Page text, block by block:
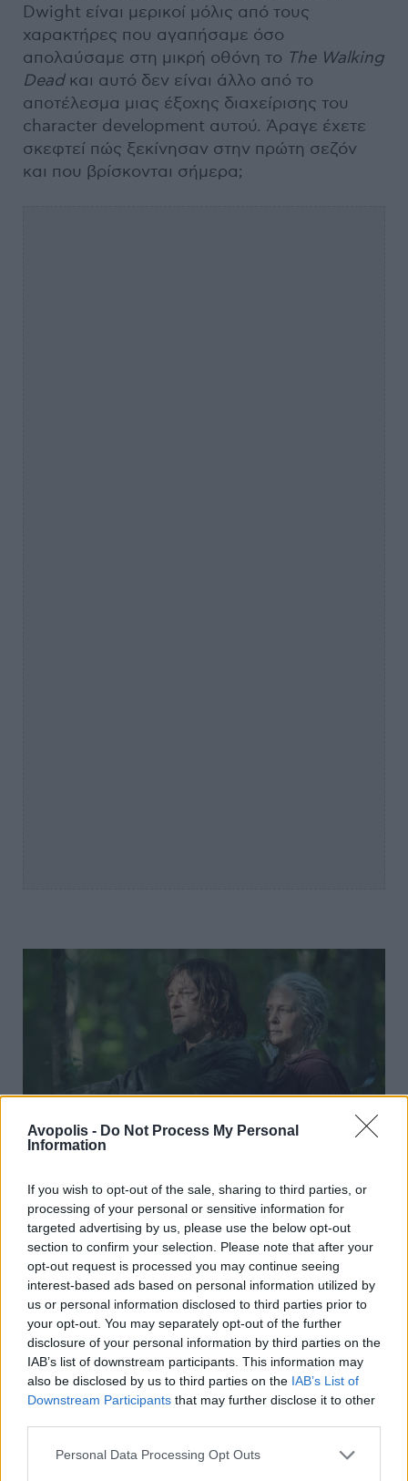
Avopolis - Do Not Process My Personal
Information
If you wish to opt-out of the sale, sharing to third parties, or
processing of your personal or sensitive information for
targeted advertising by us, please use the below opt-out
section to confirm your selection. Please note that after your
opt-out request is processed you may continue seeing
interest-based ads based on personal information utilized by
us or personal information disclosed to third parties prior to
your opt-out. You may separately opt-out of the further
disclosure of your personal information by third parties on the
IAB’s list of downstream participants. This information may
also be disclosed by us to third parties on the IAB’s List of
Downstream Participants that may further disclose it to other
Personal Data Processing Opt Outs
Dwight είναι μερικοί μόλις από τους
χαρακτήρες που αγαπήσαμε όσο
απολαύσαμε στη μικρή οθόνη το The Walking
Dead και αυτό δεν είναι άλλο από το
αποτέλεσμα μιας έξοχης διαχείρισης του
character development αυτού. Άραγε έχετε
σκεφτεί πώς ξεκίνησαν στην πρώτη σεζόν
και που βρίσκονται σήμερα;
Πήγε ταspecialeffects ένα βήμα παρακάτω
ΤοTheWalkingDead δεν είναι ούτε το
πρώτο, ούτε και το τελευταίο τηλεοπτικό
δείγμα sci-fi και zombie related σειράς, είναι
όμως ένα από τα κορυφαία όσον αφορά τη
διαχείριση των special effects του από την
αρχή του, μέχρι φυσικά τον τελευταίο κύκλο
του. Από το makeup και τα κοστούμια, μέχρι
τα δυνατά stunts και το CGI του, αποτέλεσε
το τέλειο δείγμα ρεαλισμού στη μικρή οθόνη,